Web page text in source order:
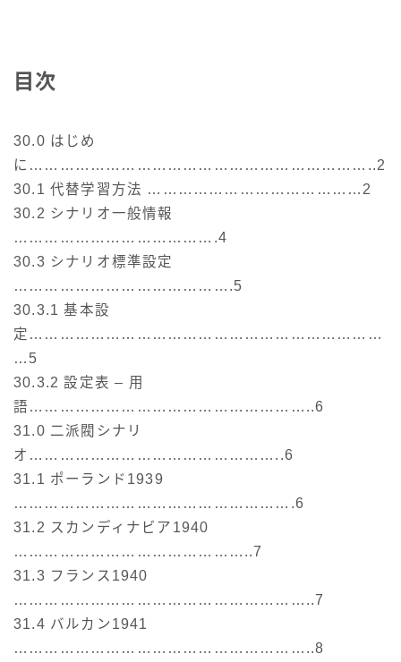
目次
30.0 はじめ
に…………………………………………………………..2
30.1 代替学習方法 ……………………………………2
30.2 シナリオ一般情報
………………………………….4
30.3 シナリオ標準設定
…………………………………….5
30.3.1 基本設
定……………………………………………………………
…5
30.3.2 設定表 – 用
語………………………………………………..6
31.0 二派閥シナリ
オ…………………………………………..6
31.1 ポーランド1939
……………………………………………….6
31.2 スカンディナビア1940
………………………………………..7
31.3 フランス1940
…………………………………………………..7
31.4 バルカン1941
…………………………………………………..8